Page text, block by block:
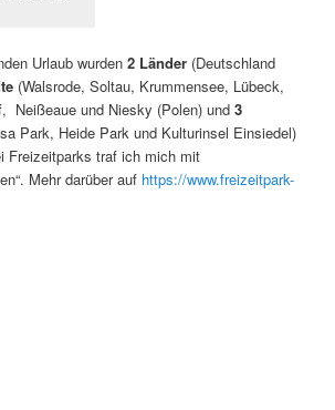
Urlaub wurden 2 Länder (Deutschland
(Walsrode, Soltau, Krummensee, Lübeck,
Neißeaue und Niesky (Polen) und3
Park, Heide Park und Kulturinsel Einsiedel)
Freizeitparks traf ich mich mit
Mehr darüber auf https://www.freizeitpark-